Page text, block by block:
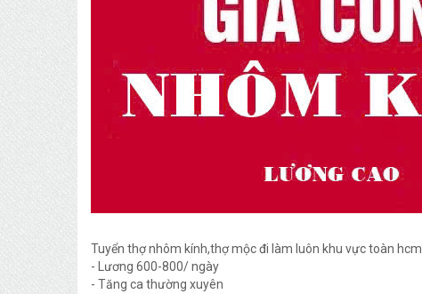
Tuyển thợ nhôm kính,thợ mộc đi làm luôn khu vực toàn hcm
- Lương 600-800/ ngày
- Tăng ca thường xuyên